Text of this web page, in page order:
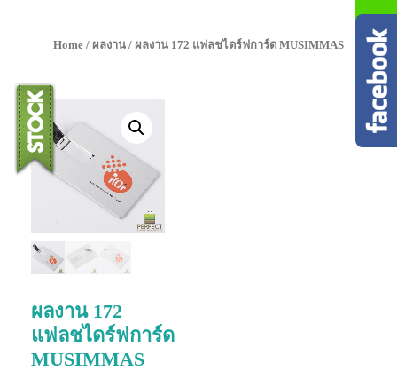
Home / ผลงาน / ผลงาน 172 แฟลชไดร์ฟการ์ด MUSIMMAS
ผลงาน 172
แฟลชไดร์ฟการ์ด
MUSIMMAS